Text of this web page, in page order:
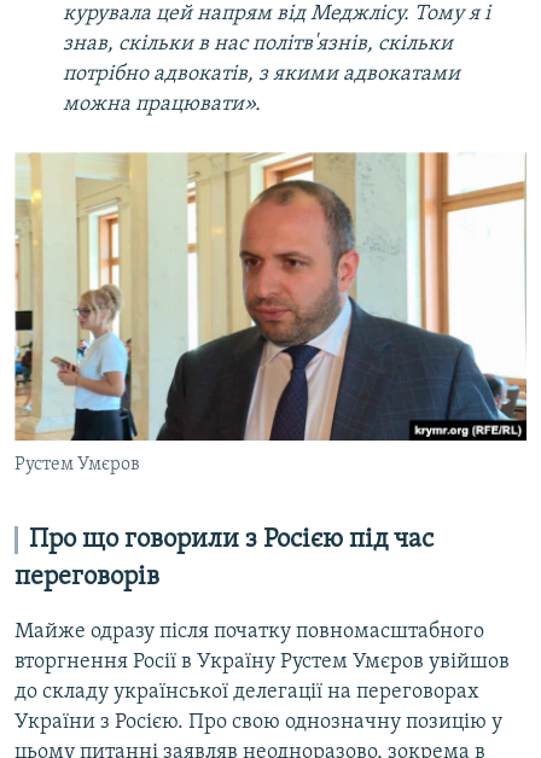
курувала цей напрям від Меджлісу. Тому я і
знав, скільки в нас політв'язнів, скільки
потрібно адвокатів, з якими адвокатами
можна працювати».
Рустем Умєров
Про що говорили з Росією під час
переговорів
Майже одразу після початку повномасштабного
вторгнення Росії в Україну Рустем Умєров увійшов
до складу української делегації на переговорах
України з Росією. Про свою однозначну позицію у
цьому питанні заявляв неодноразово, зокрема в